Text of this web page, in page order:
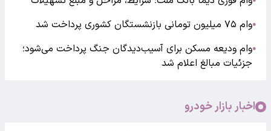
●وام ۷۵ میلیون تومانی بازنشستگان کشوری پرداخت شد
●وام ودیعه مسکن برای آسیب‌دیدگان جنگ پرداخت می‌شود؛
جزئیات مبالغ اعلام شد
اخبار بازار خودرو